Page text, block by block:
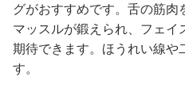
グがおすすめです。舌の筋
マッスルが鍛えられ、フェ
期待できます。ほうれい線
す。